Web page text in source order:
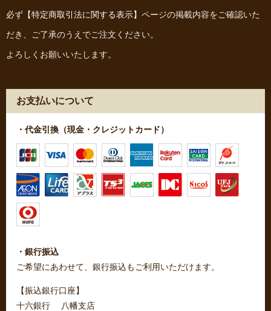
必ず 【特定商取引法に関する表示】 ページの掲載内容をご確認いた
だき、ご了承のうえでご注文ください。
よろしくお願いいたします。
お支払いについて
・代金引換（現金・クレジットカード）
・銀行振込
ご希望にあわせて、銀行振込もご利用いただけます。
【振込銀行口座】
十六銀行 八幡支店